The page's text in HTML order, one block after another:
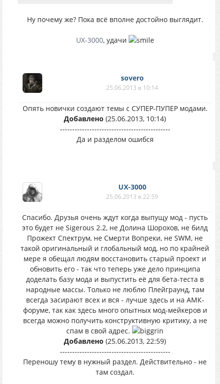
Ну почему же? Пока всё вполне достойно выглядит.
UX-3000, удачи
sovero
25.06.2013 в 10:14
Опять новички создают темы с СУПЕР-ПУПЕР модами.
Добавлено (25.06.2013, 10:14)
---------------------------------------------
Да и разделом ошибся
UX-3000
25.06.2013 в 22:59
Спасибо. Друзья очень ждут когда выпущу мод - пусть
это будет не Sigerous 2.2, не Долина Шорохов, не билд
Прожект Спектрум, не Смерти Вопреки, не SWM, не
такой оригинальный и глобальный мод, но по крайней
мере я обещал людям восстановить старый проект и
обновить его - так что теперь уже дело принципа
доделать базу мода и выпустить её для бета-теста в
народные массы. Только не люблю Плейграунд, там
всегда засирают всех и вся - лучше здесь и на АМК-
форуме, так как здесь много опытных мод-мейкеров и
всегда можно получить конструктивную критику, а не
спам в свой адрес.
Добавлено (25.06.2013, 22:59)
---------------------------------------------
Переношу тему в нужный раздел. Действительно - не
там создал.